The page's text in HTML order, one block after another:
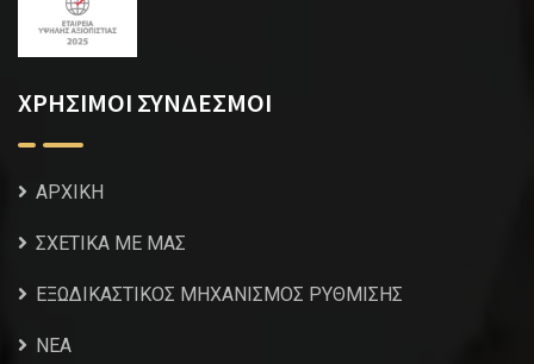
ΧΡΗΣΙΜΟΙ ΣΥΝΔΕΣΜΟΙ
ΑΡΧΙΚΗ
ΣΧΕΤΙΚΑ ΜΕ ΜΑΣ
ΕΞΩΔΙΚΑΣΤΙΚΟΣ ΜΗΧΑΝΙΣΜΟΣ ΡΥΘΜΙΣΗΣ
NEA